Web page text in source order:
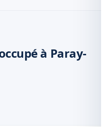
à Paray-